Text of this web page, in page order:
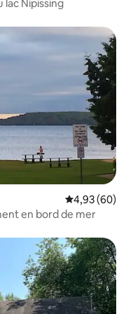
lac Nipissing
Note
4,93 (60)
en bord de mer